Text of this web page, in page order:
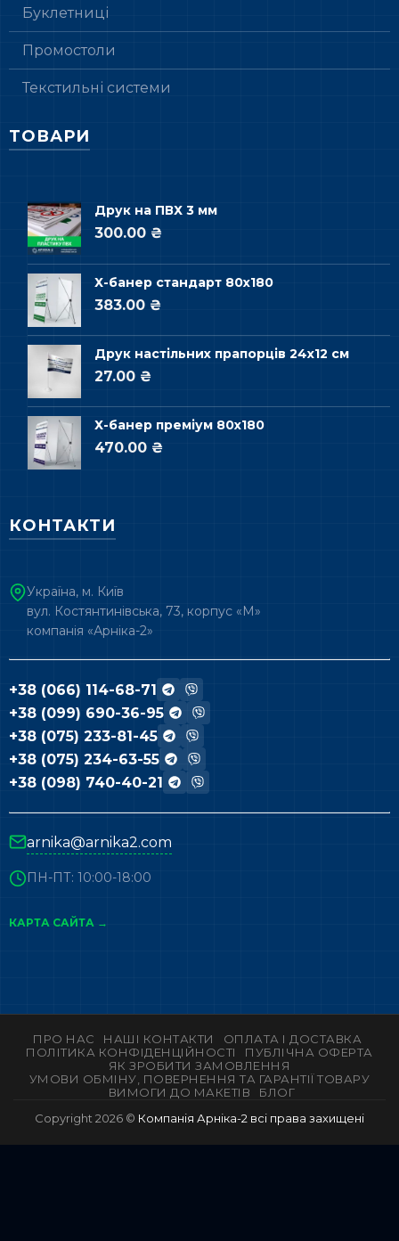
Буклетниці
Промостоли
Текстильні системи
ТОВАРИ
Друк на ПВХ 3 мм
300.00 ₴
Х-банер стандарт 80х180
383.00 ₴
Друк настільних прапорців 24х12 см
27.00 ₴
Х-банер преміум 80х180
470.00 ₴
КОНТАКТИ
Україна, м. Київ
вул. Костянтинівська, 73, корпус «М»
компанія «Арніка-2»
+38 (066) 114-68-71
+38 (099) 690-36-95
+38 (075) 233-81-45
+38 (075) 234-63-55
+38 (098) 740-40-21
arnika@arnika2.com
ПН-ПТ: 10:00-18:00
КАРТА САЙТА →
ПРО НАС НАШІ КОНТАКТИ
ОПЛАТА І ДОСТАВКА
ПОЛІТИКА КОНФІДЕНЦІЙНОСТІ
ПУБЛІЧНА ОФЕРТА
ЯК ЗРОБИТИ ЗАМОВЛЕННЯ
УМОВИ ОБМІНУ, ПОВЕРНЕННЯ ТА ГАРАНТІЇ ТОВАРУ
ВИМОГИ ДО МАКЕТІВ
БЛОГ
Copyright 2026 © Компанія Арніка-2 всі права захищені